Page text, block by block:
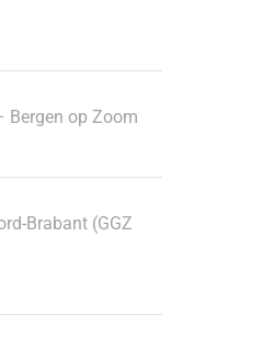
Bergen op Zoom
Brabant (GGZ